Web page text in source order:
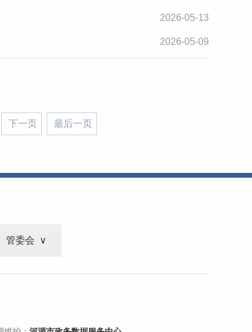
2026-05-13
2026-05-09
下一页 最后一页
管委会